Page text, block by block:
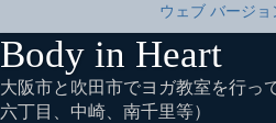
ウェブ バージョ
Body in Heart
大阪市と吹田市でヨガ教室を行っ
六丁目、中崎、南千里等）